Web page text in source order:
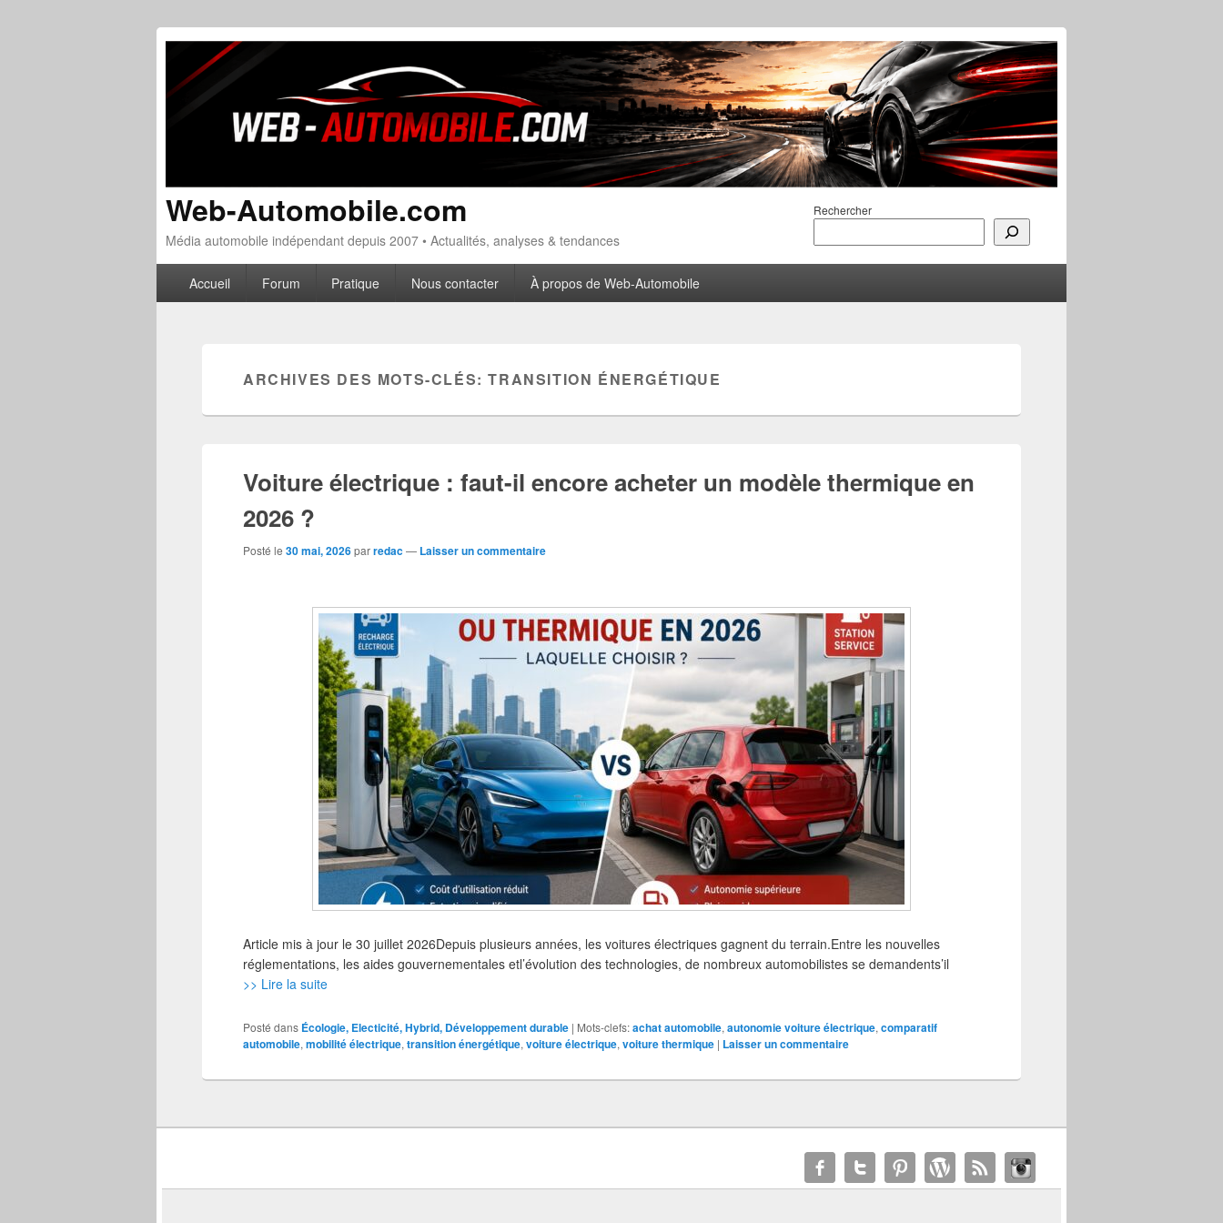
Rechercher
Web-Automobile.com
Média automobile indépendant depuis 2007 • Actualités, analyses & tendances
Menu principal
Aller au contenu principal
Aller au contenu secondaire
Accueil Forum Pratique Nous contacter À propos de Web-Automobile
ARCHIVES DES MOTS-CLÉS:TRANSITION ÉNERGÉTIQUE
Voiture électrique : faut-il encore acheter un modèle thermique en
2026 ?
Posté le 30 mai, 2026parredac— Laisser un commentaire
Article mis à jour le 30 juillet 2026Depuis plusieurs années, les voitures électriques gagnent du terrain.Entre les nouvelles
réglementations, les aides gouvernementales etl’évolution des technologies, de nombreux automobilistes se demandents’il
>> Lire la suite
Posté dans Écologie, Electicité, Hybrid, Développement durable | Mots-clefs:achat automobile, autonomie voiture électrique, comparatif
automobile, mobilité électrique, transition énergétique, voiture électrique, voiture thermique | Laisser un commentaire